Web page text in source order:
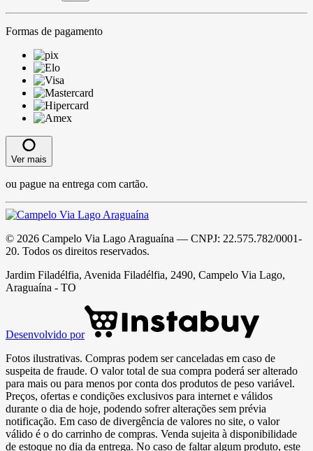
Formas de pagamento
Ver mais
ou pague na entrega com cartão.
© 2026 Campelo Via Lago Araguaína — CNPJ: 22.575.782/0001-
20. Todos os direitos reservados.
Jardim Filadélfia, Avenida Filadélfia, 2490, Campelo Via Lago,
Araguaína - TO
Desenvolvido por
Fotos ilustrativas. Compras podem ser canceladas em caso de
suspeita de fraude. O valor total de sua compra poderá ser alterado
para mais ou para menos por conta dos produtos de peso variável.
Preços, ofertas e condições exclusivos para internet e válidos
durante o dia de hoje, podendo sofrer alterações sem prévia
notificação. Em caso de divergência de valores no site, o valor
válido é o do carrinho de compras. Venda sujeita à disponibilidade
de estoque no dia da entrega. No caso de faltar algum produto, este